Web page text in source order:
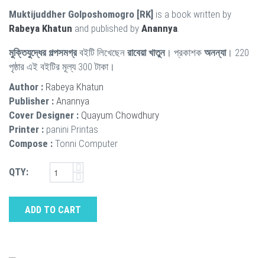
Muktijuddher Golposhomogro [RK] is a book written by
Rabeya Khatun and published by Anannya
মুক্তিযুদ্ধের গল্পসমগ্রবইটি লিখেছেন রাবেয়া খাতুন। প্রকাশক অনন্যা। 220
পৃষ্ঠার এই বইটির মূল্য 300 টাকা।
Author : Rabeya Khatun
Publisher : Anannya
Cover Designer : Quayum Chowdhury
Printer : panini Printas
Compose : Tonni Computer
QTY:
ADD TO CART